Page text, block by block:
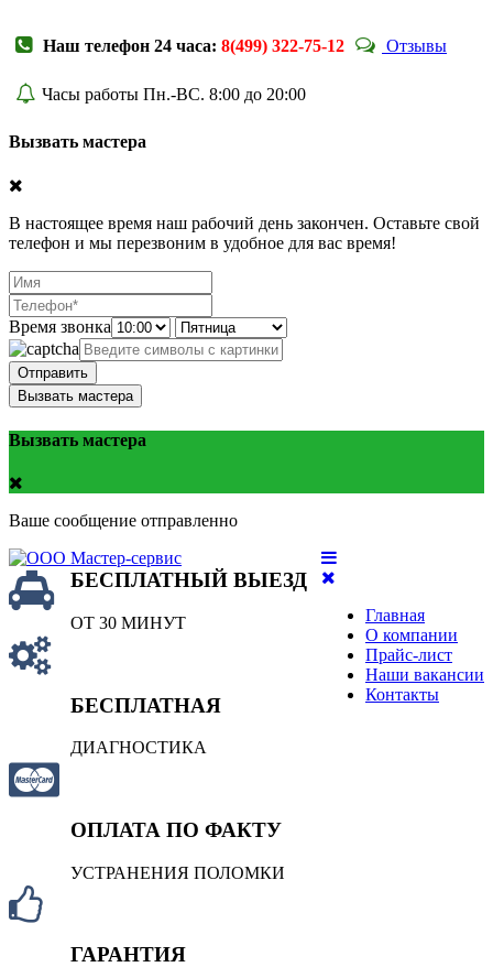
Наш телефон 24 часа: 8(499) 322-75-12 Отзывы
Часы работы Пн.-ВС. 8:00 до 20:00
Вызвать мастера
В настоящее время наш рабочий день закончен. Оставьте свой
телефон и мы перезвоним в удобное для вас время!
Время звонка
Отправить
Вызвать мастера
Вызвать мастера
Ваше сообщение отправленно
Главная
О компании
Прайс-лист
Наши вакансии
Контакты
БЕСПЛАТНЫЙ ВЫЕЗД
ОТ 30 МИНУТ
БЕСПЛАТНАЯ
ДИАГНОСТИКА
ОПЛАТА ПО ФАКТУ
УСТРАНЕНИЯ ПОЛОМКИ
ГАРАНТИЯ